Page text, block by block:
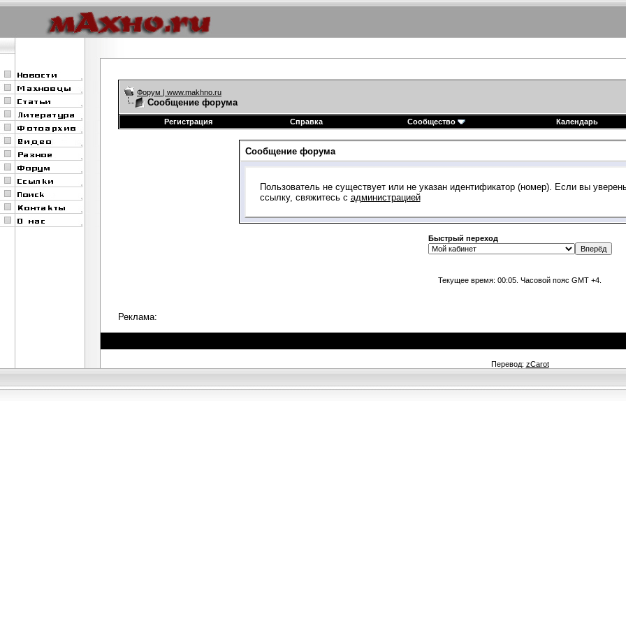
Форум | www.makhno.ru
Сообщение форума
Регистрация
Справка Сообщество Календарь
Сообщение форума
Пользователь не существует или не указан идентификатор (номер). Если вы
ссылку, свяжитесь с администрацией
Быстрый переход
Текущее время: 00:05 . Часовой пояс GMT +4.
Реклама:
Перевод: zCarot